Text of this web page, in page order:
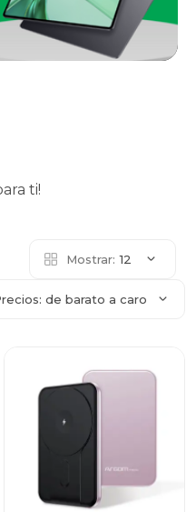
ti!
Mostrar: 12
de barato a caro